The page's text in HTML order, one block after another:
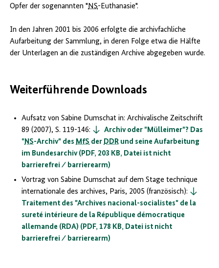
Opfer der sogenannten " NS-Euthanasie".
In den Jahren 2001 bis 2006 erfolgte die archivfachliche
Aufarbeitung der Sammlung, in deren Folge etwa die Hälfte
der Unterlagen an die zuständigen Archive abgegeben wurde.
Weiterführende Downloads
Aufsatz von Sabine Dumschat in: Archivalische Zeitschrift
89 (2007), S. 119-146:
Archiv oder "Mülleimer"? Das
"NS-Archiv" des MfS der DDR und seine Aufarbeitung
im Bundesarchiv (PDF, 203 KB, Datei ist nicht
barrierefrei ⁄ barrierearm)
Vortrag von Sabine Dumschat auf dem Stage technique
internationale des archives, Paris, 2005 (französisch):
Traitement des "Archives nacional-socialistes" de la
sureté intérieure de la République démocratique
allemande (RDA) (PDF, 178 KB, Datei ist nicht
barrierefrei ⁄ barrierearm)